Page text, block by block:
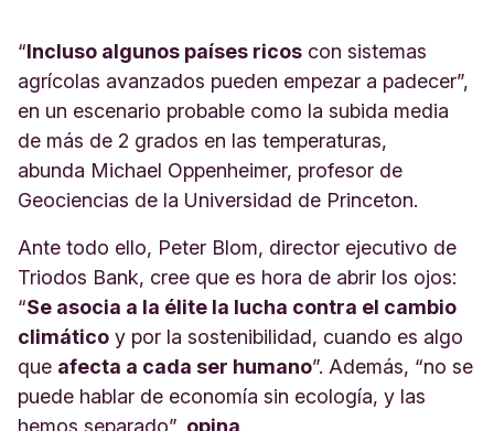
“Incluso algunos países ricos con sistemas
agrícolas avanzados pueden empezar a padecer”,
en un escenario probable como la subida media
de más de 2 grados en las temperaturas,
abunda Michael Oppenheimer, profesor de
Geociencias de la Universidad de Princeton.
Ante todo ello, Peter Blom, director ejecutivo de
Triodos Bank, cree que es hora de abrir los ojos:
“Se asocia a la élite la lucha contra el cambio
climático y por la sostenibilidad, cuando es algo
que afecta a cada ser humano”. Además, “no se
puede hablar de economía sin ecología, y las
hemos separado”, opina